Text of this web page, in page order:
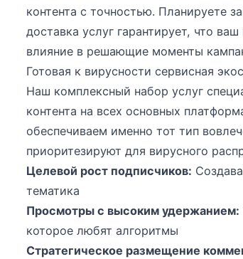
контента с точностью. Планируете
доставка услуг гарантирует, что
влияние в решающие моменты
Готовая к вирусности сервисная
Наш комплексный набор услуг
контента на всех основных
обеспечиваем именно тот тип
приоритезируют для вирусного
Целевой рост подписчиков:
тематика
Просмотры с высоким удержанием:
которое любят алгоритмы
Стратегическое размещение